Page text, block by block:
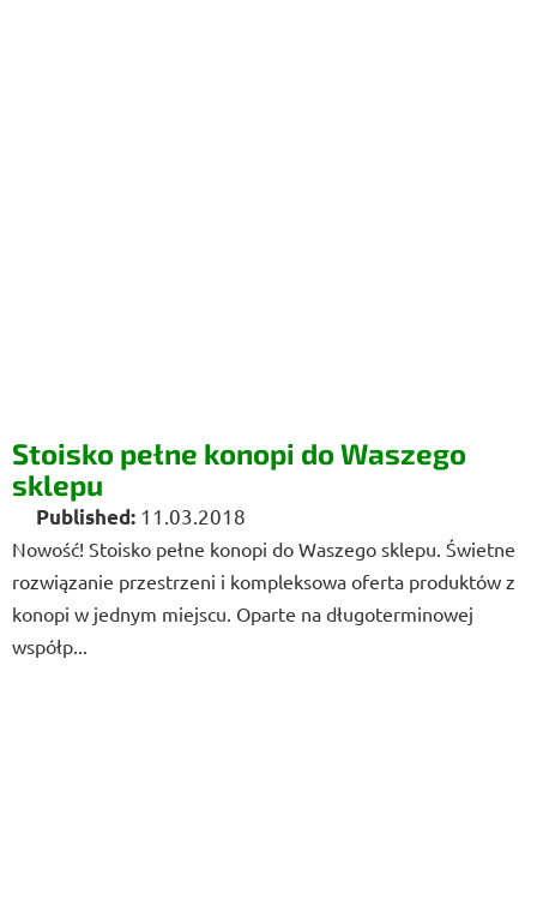
Stoisko pełne konopi do Waszego
sklepu
11.03.2018
Nowość! Stoisko pełne konopi do Waszego sklepu. Świetne
rozwiązanie przestrzeni i kompleksowa oferta produktów z
konopi w jednym miejscu. Oparte na długoterminowej
współp...